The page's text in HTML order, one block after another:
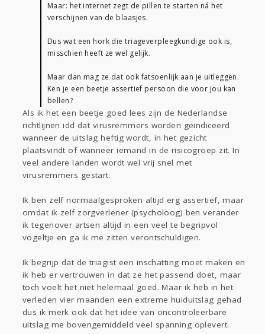
Maar: het internet zegt de pillen te starten ná het
verschijnen van de blaasjes.
Dus wat een hork die triageverpleegkundige ook is,
misschien heeft ze wel gelijk.
Maar dan mag ze dat ook fatsoenlijk aan je uitleggen.
Ken je een beetje assertief persoon die voor jou kan
bellen?
Als ik het een beetje goed lees zijn de Nederlandse
richtlijnen idd dat virusremmers worden geïndiceerd
wanneer de uitslag heftig wordt, in het gezicht
plaatsvindt of wanneer iemand in de risicogroep zit. In
veel andere landen wordt wel vrij snel met
virusremmers gestart.
Ik ben zelf normaalgesproken altijd erg assertief, maar
omdat ik zelf zorgverlener (psycholoog) ben verander
ik tegenover artsen altijd in een veel te begripvol
vogeltje en ga ik me zitten verontschuldigen.
Ik begrijp dat de triagist een inschatting moet maken en
ik heb er vertrouwen in dat ze het passend doet, maar
toch voelt het niet helemaal goed. Maar ik heb in het
verleden vier maanden een extreme huiduitslag gehad
dus ik merk ook dat het idee van oncontroleerbare
uitslag me bovengemiddeld veel spanning oplevert.